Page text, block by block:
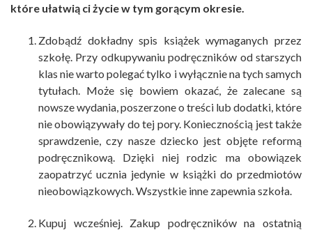
które ułatwią ci życie w tym gorącym okresie.
Zdobądź dokładny spis książek wymaganych przez
szkołę. Przy odkupywaniu podręczników od starszych
klas nie warto polegać tylko i wyłącznie na tych samych
tytułach. Może się bowiem okazać, że zalecane są
nowsze wydania, poszerzone o treści lub dodatki, które
nie obowiązywały do tej pory. Koniecznością jest także
sprawdzenie, czy nasze dziecko jest objęte reformą
podręcznikową. Dzięki niej rodzic ma obowiązek
zaopatrzyć ucznia jedynie w książki do przedmiotów
nieobowiązkowych. Wszystkie inne zapewnia szkoła.
Kupuj wcześniej. Zakup podręczników na ostatnią